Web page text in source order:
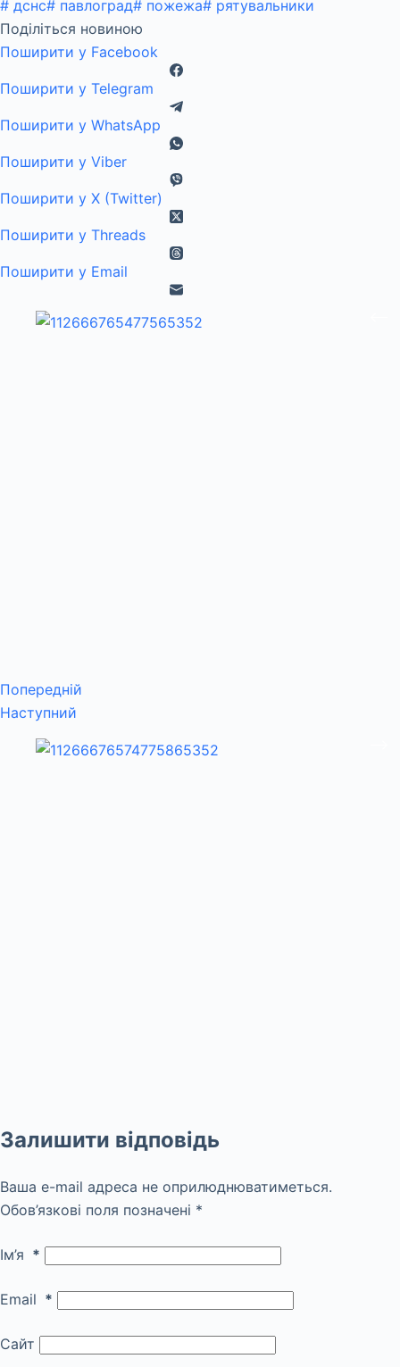
# дснс# павлоград# пожежа# рятувальники
Поділіться новиною
Поширити у Facebook
Поширити у Telegram
Поширити у WhatsApp
Поширити у Viber
Поширити у X (Twitter)
Поширити у Threads
Поширити у Email
Попередній
Наступний
Залишити відповідь
Ваша e-mail адреса не оприлюднюватиметься.
Обов’язкові поля позначені *
Ім’я *
Email *
Сайт